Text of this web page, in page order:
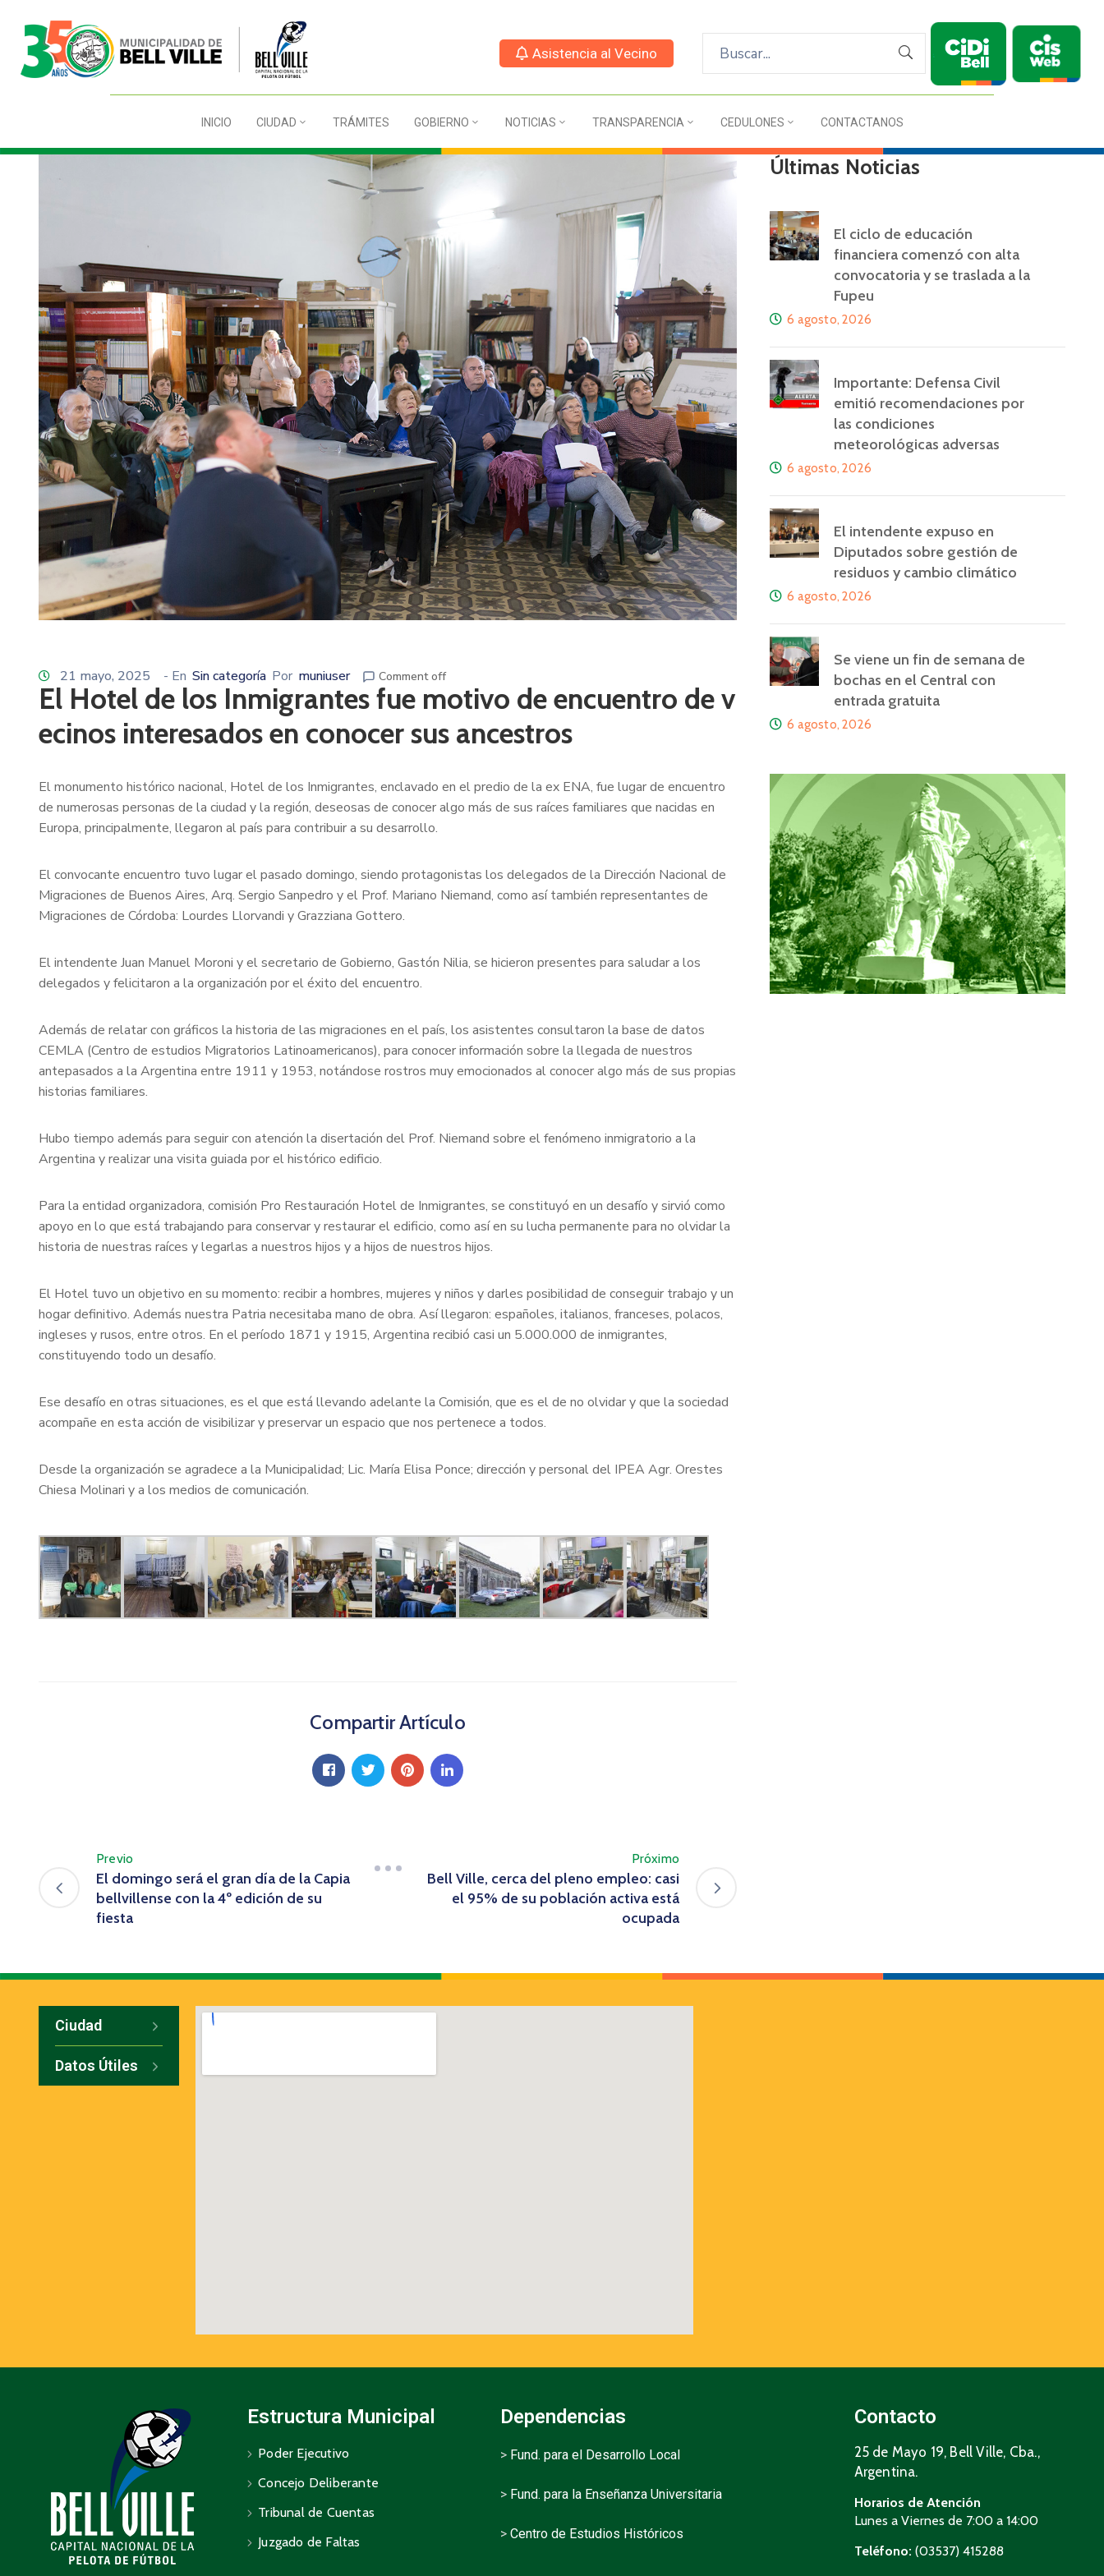
Asistencia al Vecino
INICIO CIUDAD TRÁMITES GOBIERNO NOTICIAS TRANSPARENCIA CEDULONES CONTACTANOS
21 mayo, 2025 - En Sin categoría Por muniuser Comment off
El Hotel de los Inmigrantes fue motivo de encuentro de v
ecinos interesados en conocer sus ancestros
El monumento histórico nacional, Hotel de los Inmigrantes, enclavado en el predio de la ex ENA, fue lugar de encuentro
de numerosas personas de la ciudad y la región, deseosas de conocer algo más de sus raíces familiares que nacidas en
Europa, principalmente, llegaron al país para contribuir a su desarrollo.
El convocante encuentro tuvo lugar el pasado domingo, siendo protagonistas los delegados de la Dirección Nacional de
Migraciones de Buenos Aires, Arq. Sergio Sanpedro y el Prof. Mariano Niemand, como así también representantes de
Migraciones de Córdoba: Lourdes Llorvandi y Grazziana Gottero.
El intendente Juan Manuel Moroni y el secretario de Gobierno, Gastón Nilia, se hicieron presentes para saludar a los
delegados y felicitaron a la organización por el éxito del encuentro.
Además de relatar con gráficos la historia de las migraciones en el país, los asistentes consultaron la base de datos
CEMLA (Centro de estudios Migratorios Latinoamericanos), para conocer información sobre la llegada de nuestros
antepasados a la Argentina entre 1911 y 1953, notándose rostros muy emocionados al conocer algo más de sus propias
historias familiares.
Hubo tiempo además para seguir con atención la disertación del Prof. Niemand sobre el fenómeno inmigratorio a la
Argentina y realizar una visita guiada por el histórico edificio.
Para la entidad organizadora, comisión Pro Restauración Hotel de Inmigrantes, se constituyó en un desafío y sirvió como
apoyo en lo que está trabajando para conservar y restaurar el edificio, como así en su lucha permanente para no olvidar la
historia de nuestras raíces y legarlas a nuestros hijos y a hijos de nuestros hijos.
El Hotel tuvo un objetivo en su momento: recibir a hombres, mujeres y niños y darles posibilidad de conseguir trabajo y un
hogar definitivo. Además nuestra Patria necesitaba mano de obra. Así llegaron: españoles, italianos, franceses, polacos,
ingleses y rusos, entre otros. En el período 1871 y 1915, Argentina recibió casi un 5.000.000 de inmigrantes,
constituyendo todo un desafío.
Ese desafío en otras situaciones, es el que está llevando adelante la Comisión, que es el de no olvidar y que la sociedad
acompañe en esta acción de visibilizar y preservar un espacio que nos pertenece a todos.
Desde la organización se agradece a la Municipalidad; Lic. María Elisa Ponce; dirección y personal del IPEA Agr. Orestes
Chiesa Molinari y a los medios de comunicación.
Compartir Artículo
Previo
El domingo será el gran día de la Capia
bellvillense con la 4º edición de su
fiesta
Próximo
Bell Ville, cerca del pleno empleo: casi
el 95% de su población activa está
ocupada
Últimas Noticias
El ciclo de educación
financiera comenzó con alta
convocatoria y se traslada a la
Fupeu
6 agosto, 2026
Importante: Defensa Civil
emitió recomendaciones por
las condiciones
meteorológicas adversas
6 agosto, 2026
El intendente expuso en
Diputados sobre gestión de
residuos y cambio climático
6 agosto, 2026
Se viene un fin de semana de
bochas en el Central con
entrada gratuita
6 agosto, 2026
Ciudad
Datos Útiles
Estructura Municipal
Poder Ejecutivo
Concejo Deliberante
Tribunal de Cuentas
Juzgado de Faltas
Dependencias
> Fund. para el Desarrollo Local
> Fund. para la Enseñanza Universitaria
> Centro de Estudios Históricos
Contacto
25 de Mayo 19, Bell Ville, Cba.,
Argentina.
Horarios de Atención
Lunes a Viernes de 7:00 a 14:00
Teléfono: (03537) 415288